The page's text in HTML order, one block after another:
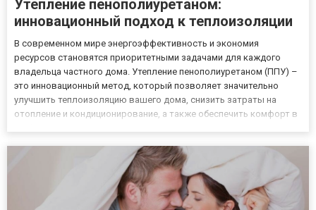
Утепление пенополиуретаном:
инновационный подход к теплоизоляции
В современном мире энергоэффективность и экономия
ресурсов становятся приоритетными задачами для каждого
владельца частного дома. Утепление пенополиуретаном (ППУ) –
это инновационный метод, который позволяет значительно
улучшить теплоизоляцию вашего дома, снизить затраты на
отопление и кондиционирование, а также обеспечить комфорт в
профессиональные услуги...